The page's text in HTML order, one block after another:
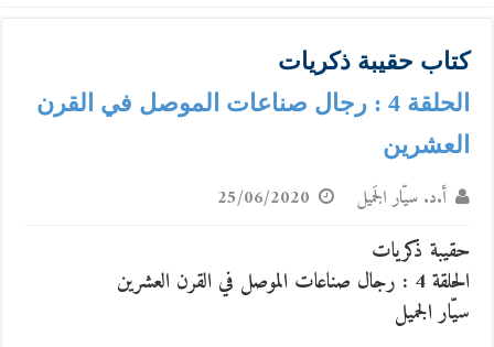
كتاب حقيبة ذكريات
الحلقة 4 : رجال صناعات الموصل في القرن
العشرين
أ.د. سيّار الجَميل 25/06/2020
حقيبة ذكريات
الحلقة 4 : رجال صناعات الموصل في القرن العشرين
سيّار الجميل